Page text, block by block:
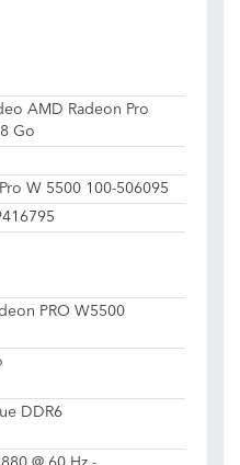
AMD Radeon Pro
Go
W 5500 100-506095
PRO W5500
DDR6